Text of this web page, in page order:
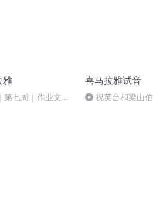
雅
第七周｜作业文本
喜马拉雅试音
祝英台和梁山伯